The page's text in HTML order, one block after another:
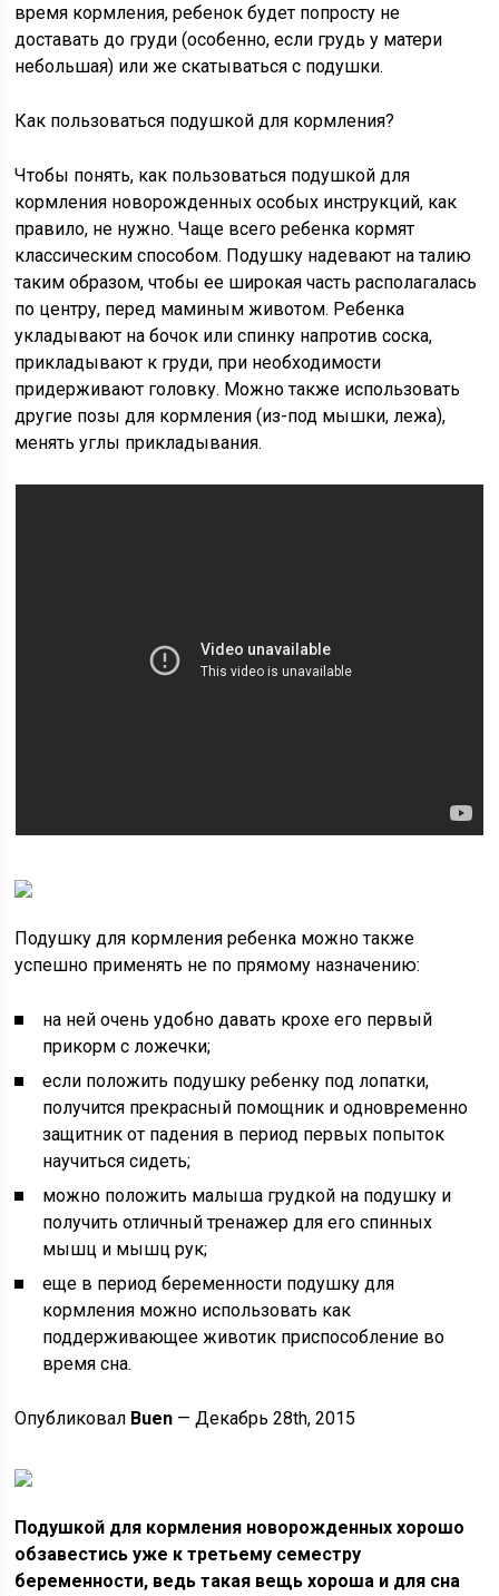
время кормления, ребенок будет попросту не
доставать до груди (особенно, если грудь у матери
небольшая) или же скатываться с подушки.
Как пользоваться подушкой для кормления?
Чтобы понять, как пользоваться подушкой для
кормления новорожденных особых инструкций, как
правило, не нужно. Чаще всего ребенка кормят
классическим способом. Подушку надевают на талию
таким образом, чтобы ее широкая часть располагалась
по центру, перед маминым животом. Ребенка
укладывают на бочок или спинку напротив соска,
прикладывают к груди, при необходимости
придерживают головку. Можно также использовать
другие позы для кормления (из-под мышки, лежа),
менять углы прикладывания.
Подушку для кормления ребенка можно также
успешно применять не по прямому назначению:
на ней очень удобно давать крохе его первый
прикорм с ложечки;
если положить подушку ребенку под лопатки,
получится прекрасный помощник и одновременно
защитник от падения в период первых попыток
научиться сидеть;
можно положить малыша грудкой на подушку и
получить отличный тренажер для его спинных
мышц и мышц рук;
еще в период беременности подушку для
кормления можно использовать как
поддерживающее животик приспособление во
время сна.
Опубликовал Buen — Декабрь 28th, 2015
Подушкой для кормления новорожденных хорошо
обзавестись уже к третьему семестру
беременности, ведь такая вещь хороша и для сна